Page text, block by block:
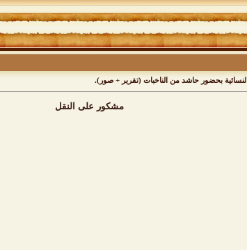
بحضور حاشد من الناخبات (تقرير + صور).
مشكور على النقل